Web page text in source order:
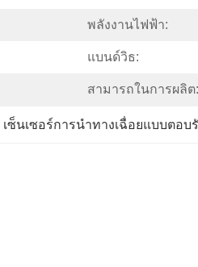
พลังงานไฟฟ้า:
แบนด์วิธ:
สามารถในการผลิต:
เซ็นเซอร์การนำทางเฉื่อยแบบตอบ